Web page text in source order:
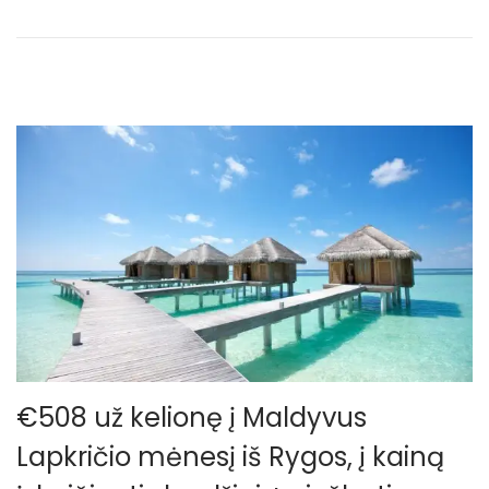
€508 už kelionę į Maldyvus
Lapkričio mėnesį iš Rygos, į kainą